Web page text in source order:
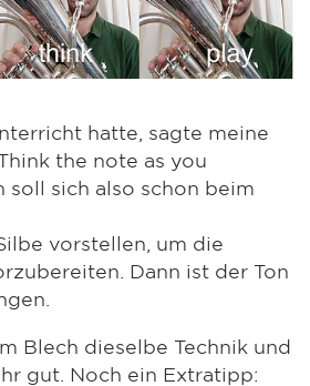
hatte, sagte meine
the note as you
soll sich also schon beim
vorstellen, um die
Dann ist der Ton
Blech dieselbe Technik und
gut. Noch ein Extratipp: